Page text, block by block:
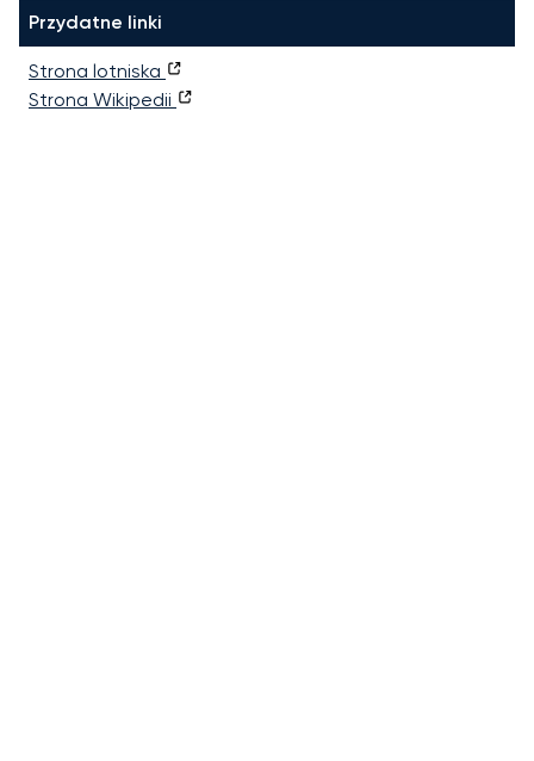
Przydatne linki
Strona lotniska
Strona Wikipedii